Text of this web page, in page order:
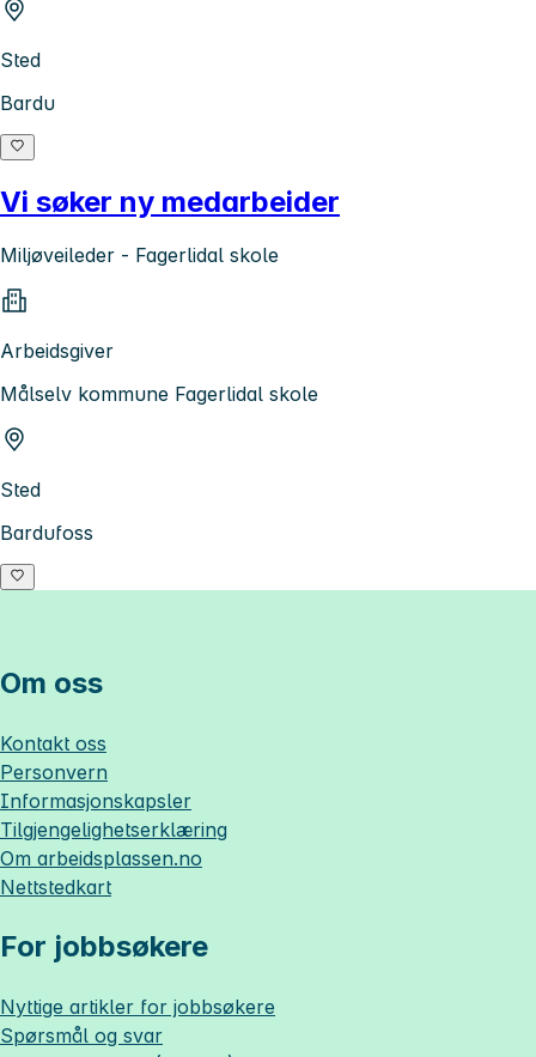
Sted
Bardu
Vi søker ny medarbeider
Miljøveileder - Fagerlidal skole
Arbeidsgiver
Målselv kommune Fagerlidal skole
Sted
Bardufoss
Om oss
Kontakt oss
Personvern
Informasjonskapsler
Tilgjengelighetserklæring
Om arbeidsplassen.no
Nettstedkart
For jobbsøkere
Nyttige artikler for jobbsøkere
Spørsmål og svar